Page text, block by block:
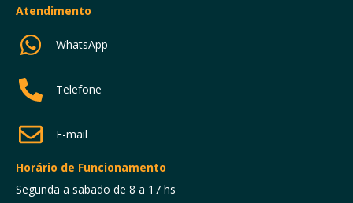
Atendimento
WhatsApp
Telefone
E-mail
Horário de Funcionamento
Segunda a sabado de 8 a 17 hs